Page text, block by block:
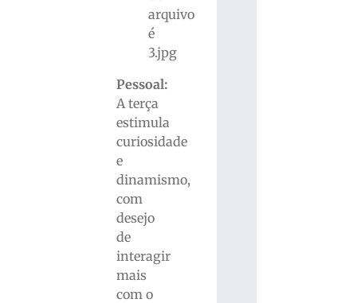
Pessoal:
A terça
estimula
curiosidade
e
dinamismo,
com
desejo
de
interagir
mais
com o